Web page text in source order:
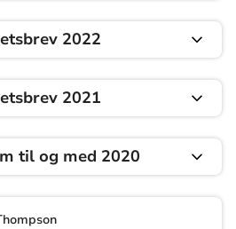
2022
2021
til og med 2020